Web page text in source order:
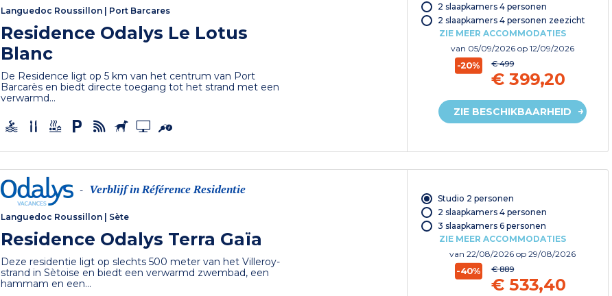
Languedoc Roussillon Port Barcares
Residence Odalys Le Lotus
Blanc
De Residence ligt op 5 km van het centrum van Port
Barcarès en biedt directe toegang tot het strand met een
verwarmd...
2 slaapkamers 4 personen
2 slaapkamers 4 personen zeezicht
ZIE MEER ACCOMMODATIES
van 05/09/2026 op 12/09/2026
-20% € 499
€ 399,20
ZIE BESCHIKBAARHEID
- Verblijf in Référence Residentie
Languedoc Roussillon Sète
Residence Odalys Terra Gaïa
Deze residentie ligt op slechts 500 meter van het Villeroy-
strand in Sètoise en biedt een verwarmd zwembad, een
hammam en een...
Studio 2 personen
2 slaapkamers 4 personen
3 slaapkamers 6 personen
ZIE MEER ACCOMMODATIES
van 22/08/2026 op 29/08/2026
-40% € 889
€ 533,40